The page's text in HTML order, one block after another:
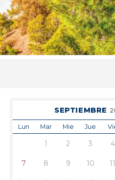
SEPTIEMBRE
Lun Mar Mie Jue
1 2 3 4
7 8 9 10 11